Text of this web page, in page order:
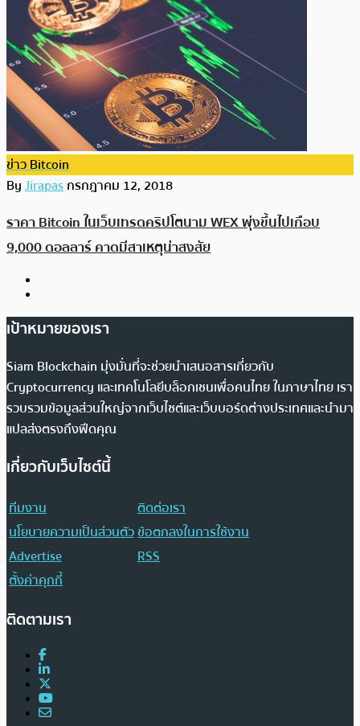
ข่าว Bitcoin
ByJirapasกรกฎาคม 12, 2018
ราคา Bitcoin ในเว็บเทรดคริปโตนาม WEX พุ่งขึ้นไปเกือบ
9,000 ดอลลาร์ คาดมีสาเหตุน่าสงสัย
เป้าหมายของเรา
Siam Blockchain มุ่งมั่นที่จะช่วยนำเสนอสารเกี่ยวกับ
Cryptocurrency และเทคโนโลยีบล็อกเชนเพื่อคนไทย ในภาษาไทย เรา
รวบรวมข้อมูลส่วนใหญ่จากเว็บไซต์และเว็บบอร์ดต่างประเทศและนำมา
แปลส่งตรงถึงฟีดคุณ
เกี่ยวกับเว็บไซต์นี้
ทีมงาน
ติดต่อเรา
นโยบายความเป็นส่วนตัวข้อตกลงในการใช้งาน
Advertise
RSS
ตั้งค่าคุกกี้
ติดตามเรา